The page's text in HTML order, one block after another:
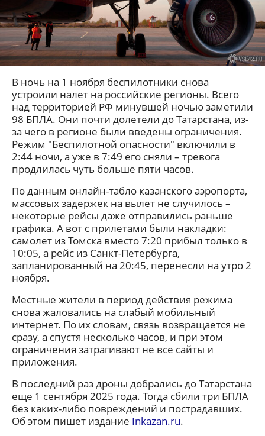
В ночь на 1 ноября беспилотники снова
устроили налет на российские регионы. Всего
над территорией РФ минувшей ночью заметили
98 БПЛА. Они почти долетели до Татарстана, из-
за чего в регионе были введены ограничения.
Режим "Беспилотной опасности" включили в
2:44 ночи, а уже в 7:49 его сняли – тревога
продлилась чуть больше пяти часов.
По данным онлайн-табло казанского аэропорта,
массовых задержек на вылет не случилось –
некоторые рейсы даже отправились раньше
графика. А вот с прилетами были накладки:
самолет из Томска вместо 7:20 прибыл только в
10:05, а рейс из Санкт-Петербурга,
запланированный на 20:45, перенесли на утро 2
ноября.
Местные жители в период действия режима
снова жаловались на слабый мобильный
интернет. По их словам, связь возвращается не
сразу, а спустя несколько часов, и при этом
ограничения затрагивают не все сайты и
приложения.
В последний раз дроны добрались до Татарстана
еще 1 сентября 2025 года. Тогда сбили три БПЛА
без каких-либо повреждений и пострадавших.
Об этом пишет издание Inkazan.ru.